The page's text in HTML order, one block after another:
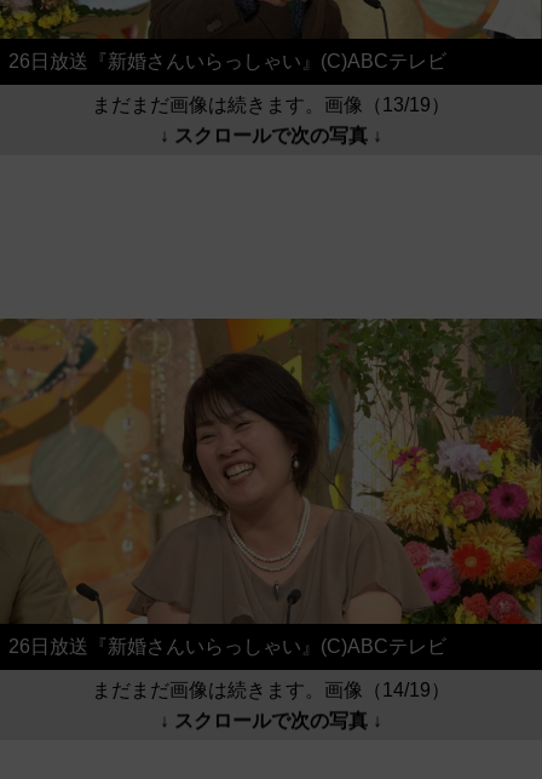
26日放送『新婚さんいらっしゃい』(C)ABCテレビ
まだまだ画像は続きます。画像（13/19）
↓ スクロールで次の写真 ↓
26日放送『新婚さんいらっしゃい』(C)ABCテレビ
まだまだ画像は続きます。画像（14/19）
↓ スクロールで次の写真 ↓